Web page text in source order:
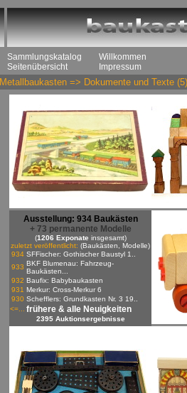
Sammlungskatalog
Seitenübersicht
Willkommen
Impressum
Metallbaukasten => Dokumente und Texte (5)
Ausstellung: 934 Baukästen
+ 73 permanente Modelle
(1206 Exponate insgesamt)
zuletzt veröffentlicht: (Baukästen, Modelle)
934 SFFischer: Gothischer Baustyl 1..
933 BKF Blumenau: Fahrzeug-
Baukästen...
932 Baufix: Babybaukasten
931 Merkur: Cross-Merkur 6
930 Schefflers: Grundkasten Nr. 3 19..
<=...
frühere & alle Neuigkeiten
2395 Auktionsergebnisse